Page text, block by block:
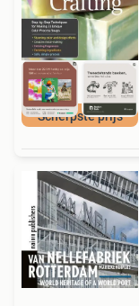
Scherpste prijs